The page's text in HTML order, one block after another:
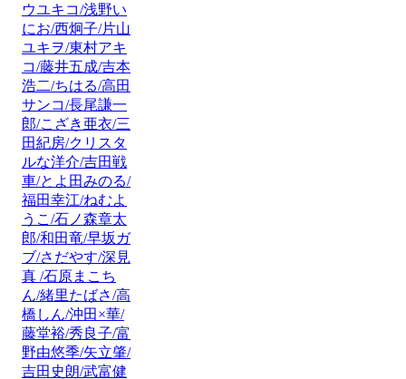
ウユキコ/浅野い
にお/西炯子/片山
ユキヲ/東村アキ
コ/藤井五成/吉本
浩二/ちはる/高田
サンコ/長尾謙一
郎/こざき亜衣/三
田紀房/クリスタ
ルな洋介/吉田戦
車/とよ田みのる/
福田幸江/ねむよ
うこ/石ノ森章太
郎/和田竜/早坂ガ
ブ/さだやす/深見
真 /石原まこち
ん/緒里たばさ/高
橋しん/沖田×華/
藤堂裕/秀良子/富
野由悠季/矢立肇/
吉田史朗/武富健